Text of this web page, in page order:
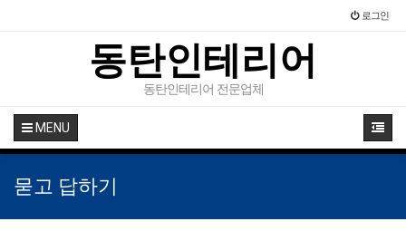
로그인
동탄인테리어
동탄인테리어 전문업체
MENU
묻고 답하기